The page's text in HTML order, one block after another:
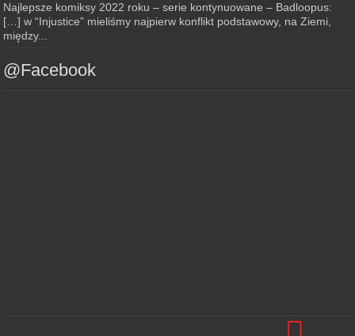
Najlepsze komiksy 2022 roku – serie kontynuowane – Badloopus:
[…] w “Injustice” mieliśmy najpierw konflikt podstawowy, na Ziemi,
między...
@Facebook